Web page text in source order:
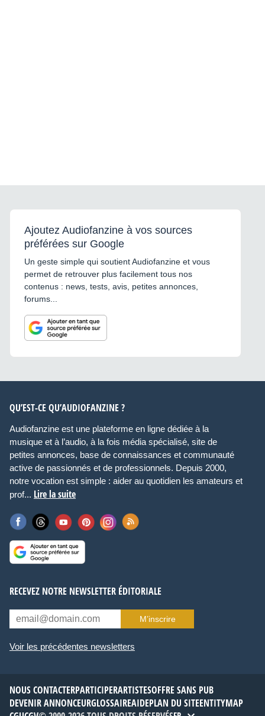
Ajoutez Audiofanzine à vos sources
préférées sur Google
Un geste simple qui soutient Audiofanzine et vous
permet de retrouver plus facilement tous nos
contenus : news, tests, avis, petites annonces,
forums...
QU’EST-CE QU’AUDIOFANZINE ?
Audiofanzine est une plateforme en ligne dédiée à la
musique et à l’audio, à la fois média spécialisé, site de
petites annonces, base de connaissances et communauté
active de passionnés et de professionnels. Depuis 2000,
notre vocation est simple : aider au quotidien les amateurs et
prof... Lire la suite
RECEVEZ NOTRE NEWSLETTER ÉDITORIALE
M’inscrire
Voir les précédentes newsletters
NOUS CONTACTERPARTICIPERARTISTESOFFRE SANS PUB
DEVENIR ANNONCEURGLOSSAIREAIDEPLAN DU SITEENTITYMAP